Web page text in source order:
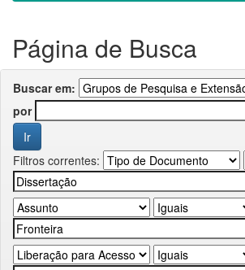
Página de Busca
Buscar em:
por
Filtros correntes: